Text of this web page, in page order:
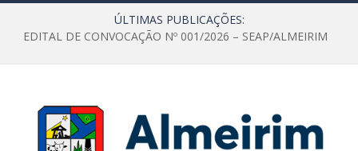
ÚLTIMAS PUBLICAÇÕES:
EDITAL DE CONVOCAÇÃO Nº 001/2026 – SEAP/ALMEIRIM